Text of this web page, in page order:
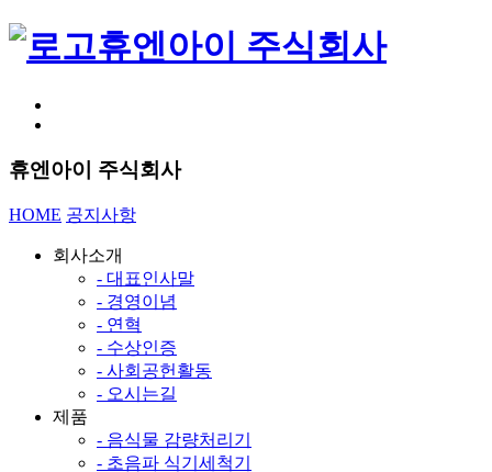
휴엔아이 주식회사
휴엔아이 주식회사
HOME 공지사항
회사소개
- 대표인사말
- 경영이념
- 연혁
- 수상인증
- 사회공헌활동
- 오시는길
제품
- 음식물 감량처리기
- 초음파 식기세척기